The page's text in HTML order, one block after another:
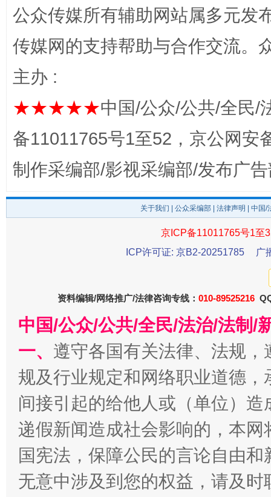
完善运行机制助力责任有效落实
东山县通报“牛蛙产品抗生素超标问题” 法
千年窑火 生生不息
公众传媒所有辅助网站属多元发
传媒网的支持帮助与合作交流。
主办 :
★★★★★中国/公众/公共/全民/
备11011765号1至52，京公网安
制作采编部/影视采编部/发布广
关于我们 公众采编部 法律声明 | 中国
京ICP备11011765号1至
ICP许可证: 京B2-20251785
广
资料编辑/网络推广/法律咨询专线： 010-89525216
中国/公众/公共/全民/法治/法制/
一、 遵守各国有关法律、法规
规及行业规定和网络职业道德
间接引起的给他人或（单位）
递假新闻造成社会影响的，本
国宪法，保障公民的言论自由
无意中涉及到您的权益，请及